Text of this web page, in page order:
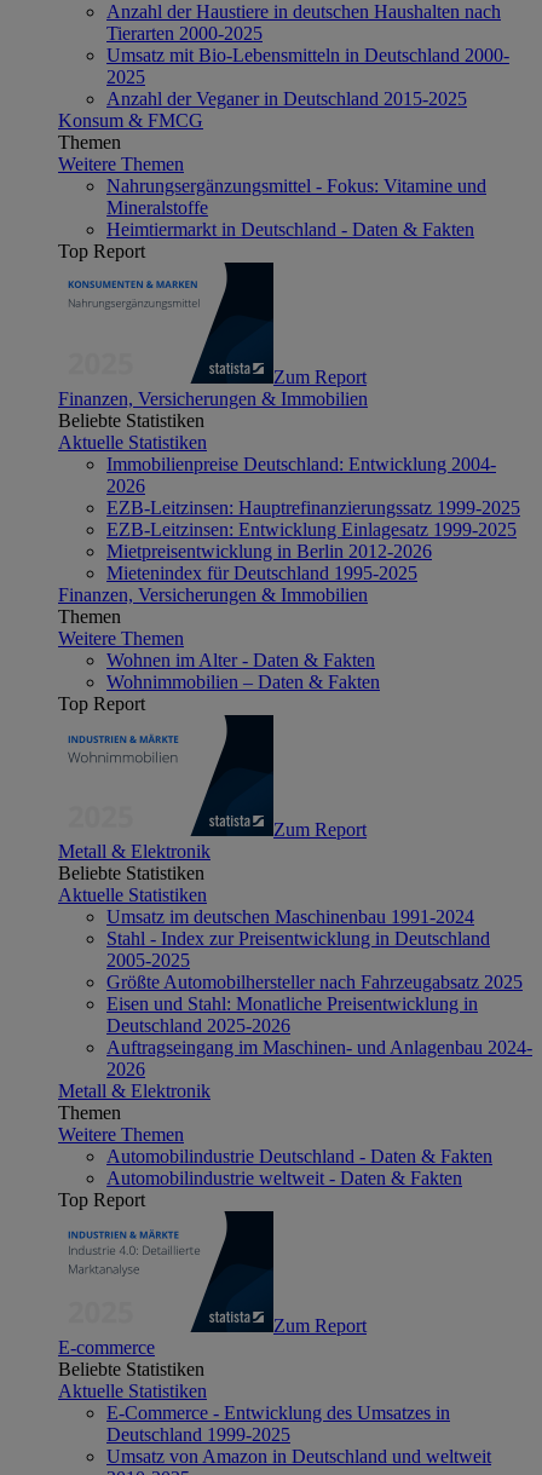
Anzahl der Haustiere in deutschen Haushalten nach
Tierarten 2000-2025
Umsatz mit Bio-Lebensmitteln in Deutschland 2000-
2025
Anzahl der Veganer in Deutschland 2015-2025
Konsum & FMCG
Themen
Weitere Themen
Nahrungsergänzungsmittel - Fokus: Vitamine und
Mineralstoffe
Heimtiermarkt in Deutschland - Daten & Fakten
Top Report
Zum Report
Finanzen, Versicherungen & Immobilien
Beliebte Statistiken
Aktuelle Statistiken
Immobilienpreise Deutschland: Entwicklung 2004-
2026
EZB-Leitzinsen: Hauptrefinanzierungssatz 1999-2025
EZB-Leitzinsen: Entwicklung Einlagesatz 1999-2025
Mietpreisentwicklung in Berlin 2012-2026
Mietenindex für Deutschland 1995-2025
Finanzen, Versicherungen & Immobilien
Themen
Weitere Themen
Wohnen im Alter - Daten & Fakten
Wohnimmobilien – Daten & Fakten
Top Report
Zum Report
Metall & Elektronik
Beliebte Statistiken
Aktuelle Statistiken
Umsatz im deutschen Maschinenbau 1991-2024
Stahl - Index zur Preisentwicklung in Deutschland
2005-2025
Größte Automobilhersteller nach Fahrzeugabsatz 2025
Eisen und Stahl: Monatliche Preisentwicklung in
Deutschland 2025-2026
Auftragseingang im Maschinen- und Anlagenbau 2024-
2026
Metall & Elektronik
Themen
Weitere Themen
Automobilindustrie Deutschland - Daten & Fakten
Automobilindustrie weltweit - Daten & Fakten
Top Report
Zum Report
E-commerce
Beliebte Statistiken
Aktuelle Statistiken
E-Commerce - Entwicklung des Umsatzes in
Deutschland 1999-2025
Umsatz von Amazon in Deutschland und weltweit